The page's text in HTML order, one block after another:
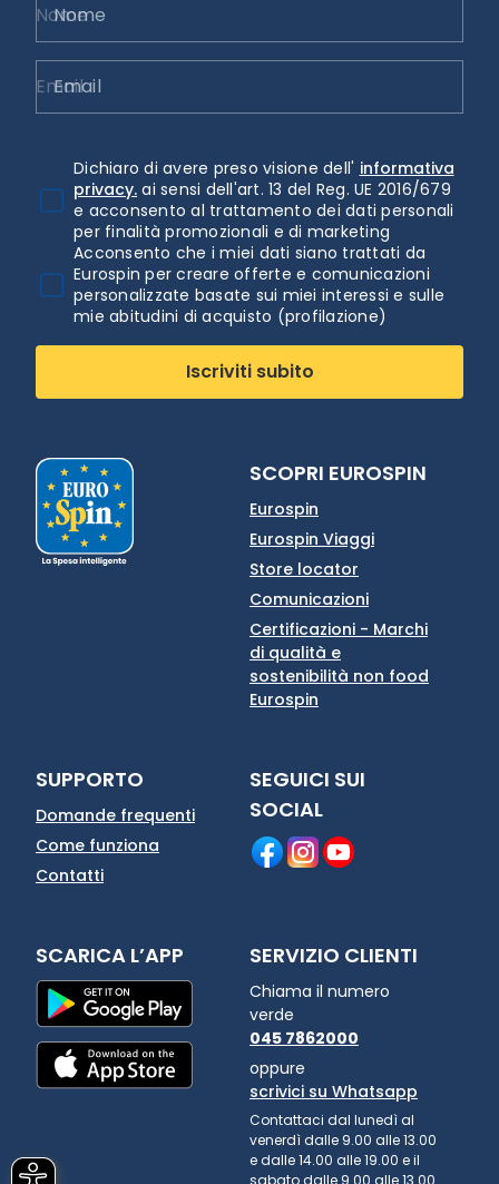
Nome
Email
Dichiaro di avere preso visione dell' informativa
privacy. ai sensi dell'art. 13 del Reg. UE 2016/679
e acconsento al trattamento dei dati personali
per finalità promozionali e di marketing
Acconsento che i miei dati siano trattati da
Eurospin per creare offerte e comunicazioni
personalizzate basate sui miei interessi e sulle
mie abitudini di acquisto (profilazione)
Iscriviti subito
SCOPRI EUROSPIN
Eurospin
Eurospin Viaggi
Store locator
Comunicazioni
Certificazioni - Marchi
di qualità e
sostenibilità non food
Eurospin
SUPPORTO
Domande frequenti
Come funziona
Contatti
SEGUICI SUI
SOCIAL
SCARICA L’APP SERVIZIO CLIENTI
Chiama il numero
verde
045 7862000
oppure
scrivici su Whatsapp
Contattaci dal lunedì al
venerdì dalle 9.00 alle 13.00
e dalle 14.00 alle 19.00 e il
sabato dalle 9.00 alle 13.00